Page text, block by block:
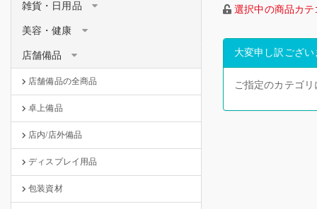
雑貨・日用品
美容・健康
店舗備品
店舗備品の全商品
卓上備品
店内/店外備品
ディスプレイ用品
包装資材
選択中の商品カ
大変申し訳ござい
ご指定のカテゴ